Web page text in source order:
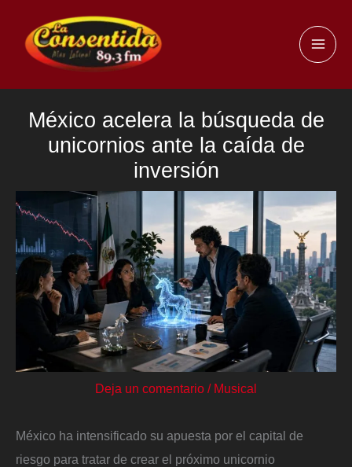
contenido
México acelera la búsqueda de
unicornios ante la caída de
inversión
Deja un comentario / Musical
México ha intensificado su apuesta por el capital de
riesgo para tratar de crear el próximo unicornio